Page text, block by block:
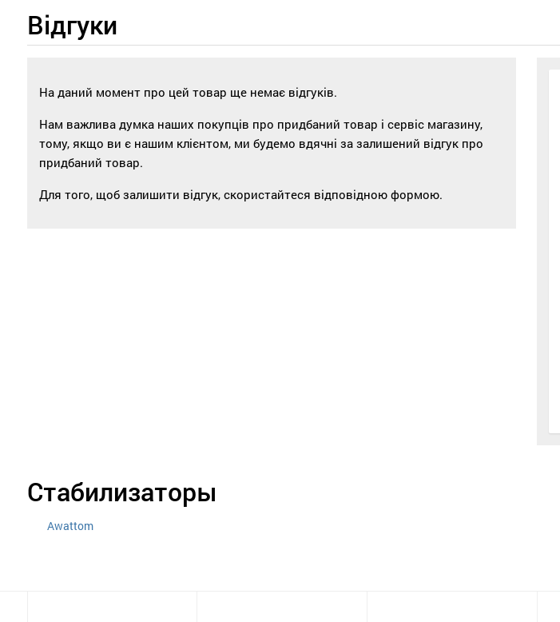
Відгуки
На даний момент про цей товар ще немає відгуків.
Нам важлива думка наших покупців про придбаний товар і сервіс магазину,
тому, якщо ви є нашим клієнтом, ми будемо вдячні за залишений відгук про
придбаний товар.
Для того, щоб залишити відгук, скористайтеся відповідною формою.
Стабилизаторы
Awattom